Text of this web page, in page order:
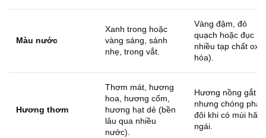
Màu nước
Xanh trong hoặc
vàng sáng, sánh
nhẹ, trong vắt.
Vàng đậm, đỏ
quạch hoặc đục
nhiều tạp chất oxy
hóa).
Hương thơm
Thơm mát, hương
hoa, hương cốm,
hương hạt dẻ (bền
lâu qua nhiều
nước).
Hương nồng gắt
nhưng chóng phai,
đôi khi có mùi
ngái.